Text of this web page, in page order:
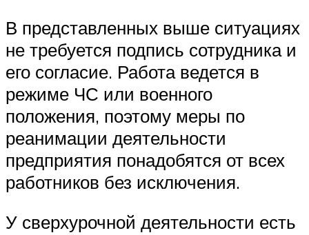
В представленных выше ситуациях
не требуется подпись сотрудника и
его согласие. Работа ведется в
режиме ЧС или военного
положения, поэтому меры по
реанимации деятельности
предприятия понадобятся от всех
работников без исключения.
У сверхурочной деятельности есть